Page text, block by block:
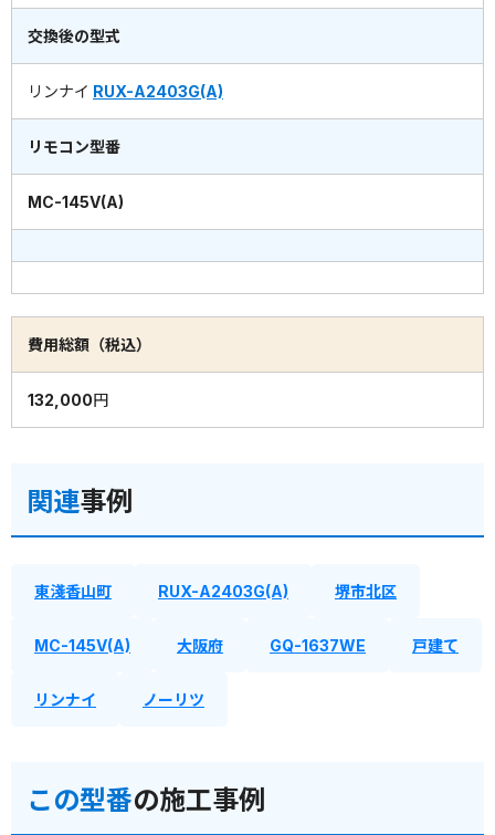
交換後の型式
リンナイ RUX-A2403G(A)
リモコン型番
MC-145V(A)
費用総額（税込）
132,000円
関連事例
東淺香山町 RUX-A2403G(A) 堺市北区
MC-145V(A) 大阪府 GQ-1637WE 戸建て
リンナイ ノーリツ
この型番の施工事例